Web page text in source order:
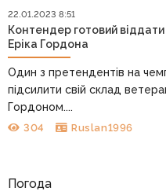
22.01.2023 8:51
Контендер готовий
Еріка Гордона
Один з претендентів на
підсилити свій склад
Гордоном....
304 Ruslan1996
Погода